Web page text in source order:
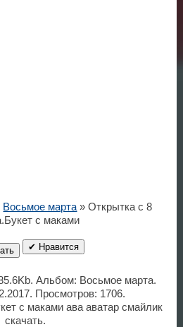
Восьмое марта » Открытка с 8
с маками
✔ Нравится
Альбом: Восьмое марта.
Просмотров: 1706.
с маками ава аватар смайлик
скачать.